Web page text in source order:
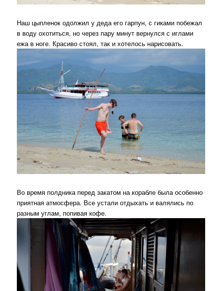
Наш цыпленок одолжил у деда его гарпун, с гиками побежал
в воду охотиться, но через пару минут вернулся с иглами
ежа в ноге. Красиво стоял, так и хотелось нарисовать.
Во время полдника перед закатом на корабле была особенно
приятная атмосфера. Все устали отдыхать и валялись по
разным углам, попивая кофе.